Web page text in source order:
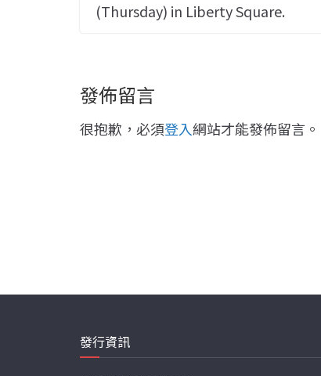
(Thursday) in Liberty Square.
發佈留言
很抱歉，必須登入網站才能發佈留言。
發行資訊